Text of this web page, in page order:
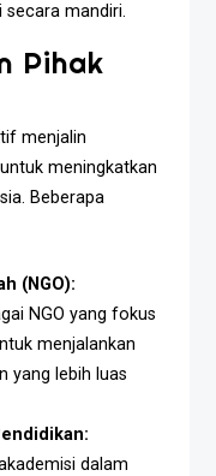
secara mandiri.
Pihak
menjalin
meningkatkan
Beberapa
(NGO):
NGO yang fokus
menjalankan
yang lebih luas
dalam